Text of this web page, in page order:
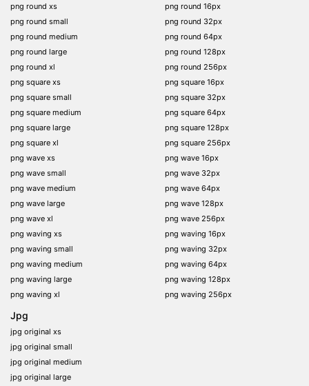
png round xs
png round small
png round medium
png round large
png round xl
png square xs
png square small
png square medium
png square large
png square xl
png wave xs
png wave small
png wave medium
png wave large
png wave xl
png waving xs
png waving small
png waving medium
png waving large
png waving xl
png round 16px
png round 32px
png round 64px
png round 128px
png round 256px
png square 16px
png square 32px
png square 64px
png square 128px
png square 256px
png wave 16px
png wave 32px
png wave 64px
png wave 128px
png wave 256px
png waving 16px
png waving 32px
png waving 64px
png waving 128px
png waving 256px
Jpg
jpg original xs
jpg original small
jpg original medium
jpg original large